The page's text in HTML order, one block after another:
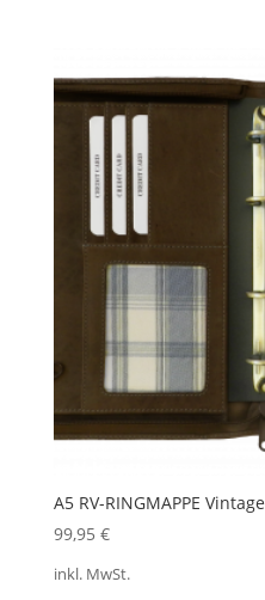
A5 RV-RINGMAPPE Vintage
99,95 €
inkl. MwSt.